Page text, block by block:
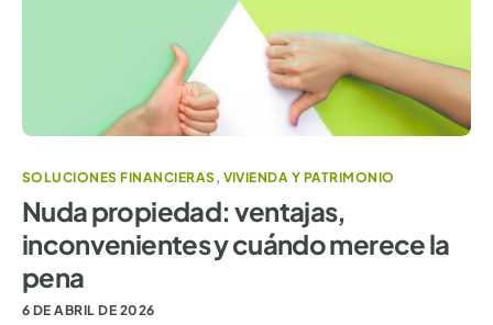
SOLUCIONES FINANCIERAS, VIVIENDA Y PATRIMONIO
Nuda propiedad: ventajas,
inconvenientes y cuándo merece la
pena
6 DE ABRIL DE 2026